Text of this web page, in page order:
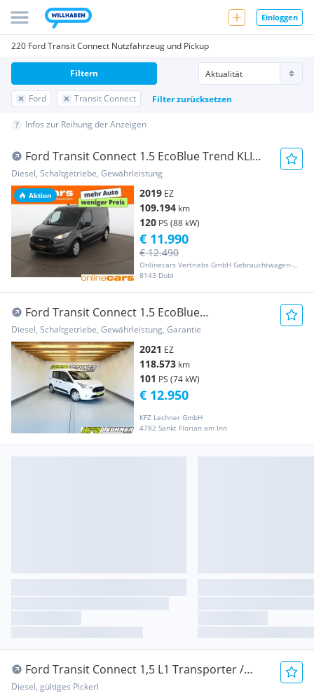
Einloggen
220 Ford Transit Connect Nutzfahrzeug und Pickup
Ford Transit Connect Filter zurücksetzen
Filtern
Infos zur Reihung der Anzeigen
Aktion
Ford Transit Connect 1.5 EcoBlue Trend KLIMA
RADIO PD Transporter / Kastenwagen
Diesel, Schaltgetriebe, Gewährleistung
2019 EZ
109.194 km
120 PS (88 kW)
Onlinecars Vertriebs GmbH Gebrauchtwagen-Outlet  Werkstätte  Spenglerei  Lackiererei
8143 Dobl
€ 12.490
€ 11.990
Ford Transit Connect 1.5 EcoBlue
"KLIMA*SITZH*PDC*Be... Transporter /
Kastenwagen
Diesel, Schaltgetriebe, Gewährleistung, Garantie
2021 EZ
118.573 km
101 PS (74 kW)
KFZ Lechner GmbH
4782 Sankt Florian am Inn
€ 12.950
Ford Transit Connect 1,5 L1 Transporter /
Kastenwagen
Diesel, gültiges Pickerl